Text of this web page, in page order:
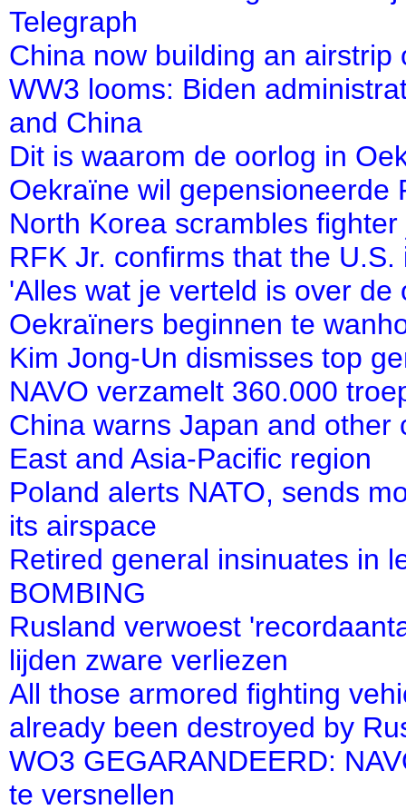
Telegraph
China now building an
WW3 looms: Biden
and China
Dit is waarom de oorlog in
Oekraïne wil gepensioneerde
North Korea scrambles
RFK Jr. confirms that the
'Alles wat je verteld is over
Oekraïners beginnen te
Kim Jong-Un dismisses top
NAVO verzamelt 360.000
China warns Japan and other
East and Asia-Pacific region
Poland alerts NATO, sends
its airspace
Retired general insinuates in
BOMBING
Rusland verwoest
lijden zware verliezen
All those armored fighting
already been destroyed by
WO3 GEGARANDEERD:
te versnellen